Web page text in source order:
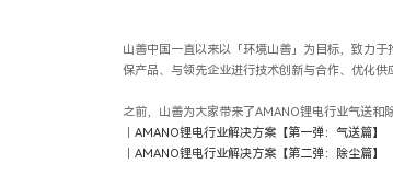
山善中国一直以来以「环境山善」为目标，致力
保产品、与领先企业进行技术创新与合作、优化
之前，山善为大家带来了AMANO锂电行业气送和
AMANO锂电行业解决方案【第一弹：气送篇】
AMANO锂电行业解决方案【第二弹：除尘篇】